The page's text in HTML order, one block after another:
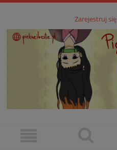
Zarejestruj się